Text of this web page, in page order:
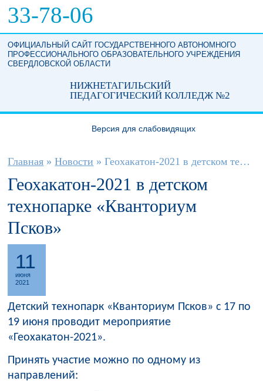
33-78-06
ОФИЦИАЛЬНЫЙ САЙТ ГОСУДАРСТВЕННОГО АВТОНОМНОГО
ПРОФЕССИОНАЛЬНОГО ОБРАЗОВАТЕЛЬНОГО УЧРЕЖДЕНИЯ
СВЕРДЛОВСКОЙ ОБЛАСТИ
НИЖНЕТАГИЛЬСКИЙ
ПЕДАГОГИЧЕСКИЙ КОЛЛЕДЖ №2
Версия для слабовидящих
Вы здесь
Главная » Новости » Геохакатон-2021 в детском технопарке ...
Геохакатон-2021 в детском
технопарке «Кванториум
Псков»
11
июня
2021
Детский технопарк «Кванториум Псков» с 17 по
19 июня проводит мероприятие
«Геохакатон-2021».
Принять участие можно по одному из
направлений: